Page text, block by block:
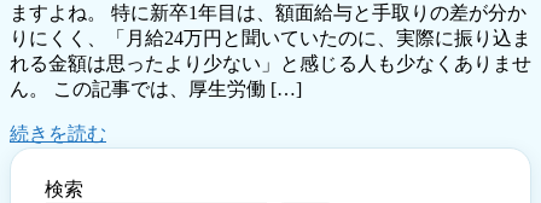
ますよね。 特に新卒1年目は、額面給与と手取りの差が分か
りにくく、「月給24万円と聞いていたのに、実際に振り込ま
れる金額は思ったより少ない」と感じる人も少なくありませ
ん。 この記事では、厚生労働 […]
続きを読む
検索